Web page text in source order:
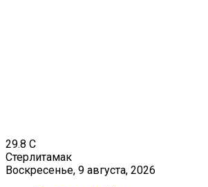
29.8 C
Стерлитамак
Воскресенье, 9 августа, 2026